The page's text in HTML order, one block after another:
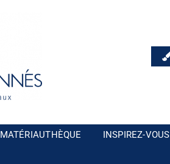
MATÉRIAUTHÈQUE INSPIREZ-VOUS